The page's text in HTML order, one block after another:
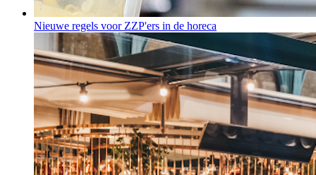
Nieuwe regels voor ZZP'ers in de horeca